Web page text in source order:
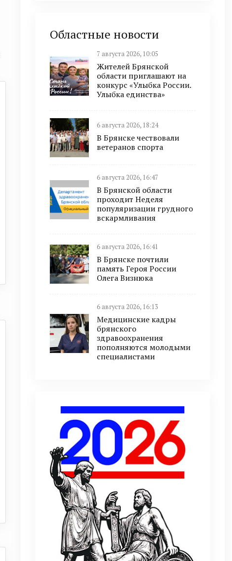
Областные новости
7 августа 2026, 10:05
Жителей Брянской
области приглашают на
конкурс «Улыбка России.
Улыбка единства»
6 августа 2026, 18:24
В Брянске чествовали
ветеранов спорта
6 августа 2026, 16:47
В Брянской области
проходит Неделя
популяризации грудного
вскармливания
6 августа 2026, 16:41
В Брянске почтили
память Героя России
Олега Визнюка
6 августа 2026, 16:13
Медицинские кадры
брянского
здравоохранения
пополняются молодыми
специалистами